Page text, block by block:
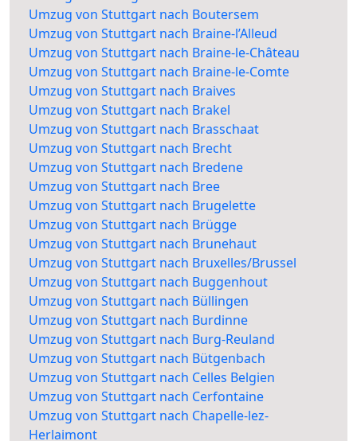
Umzug von Stuttgart nach Boutersem
Umzug von Stuttgart nach Braine-l’Alleud
Umzug von Stuttgart nach Braine-le-Château
Umzug von Stuttgart nach Braine-le-Comte
Umzug von Stuttgart nach Braives
Umzug von Stuttgart nach Brakel
Umzug von Stuttgart nach Brasschaat
Umzug von Stuttgart nach Brecht
Umzug von Stuttgart nach Bredene
Umzug von Stuttgart nach Bree
Umzug von Stuttgart nach Brugelette
Umzug von Stuttgart nach Brügge
Umzug von Stuttgart nach Brunehaut
Umzug von Stuttgart nach Bruxelles/Brussel
Umzug von Stuttgart nach Buggenhout
Umzug von Stuttgart nach Büllingen
Umzug von Stuttgart nach Burdinne
Umzug von Stuttgart nach Burg-Reuland
Umzug von Stuttgart nach Bütgenbach
Umzug von Stuttgart nach Celles Belgien
Umzug von Stuttgart nach Cerfontaine
Umzug von Stuttgart nach Chapelle-lez-
Herlaimont